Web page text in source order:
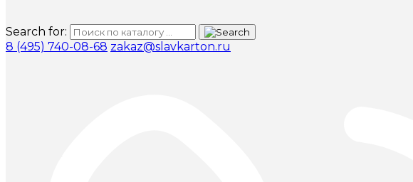
Search for:
8 (495) 740-08-68 zakaz@slavkarton.ru